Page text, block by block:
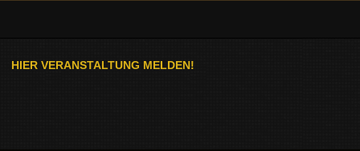
HIER VERANSTALTUNG MELDEN!